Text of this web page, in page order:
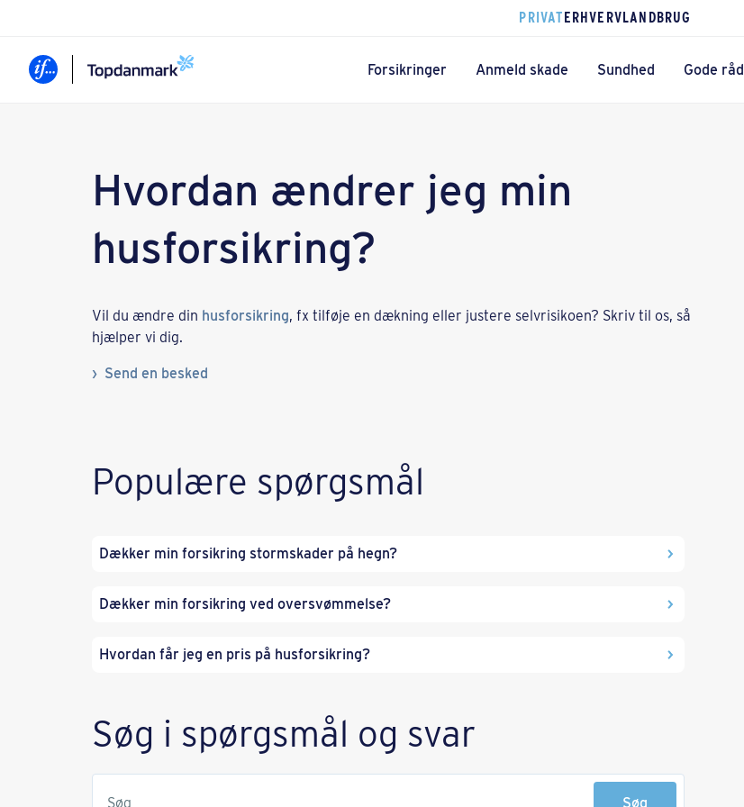
PRIVATERHVERVLANDBRUG
Forsikringer Anmeld skade Sundhed Gode råd
Hvordan ændrer jeg min
husforsikring?
Vil du ændre din husforsikring, fx tilføje en dækning eller justere selvrisikoen? Skriv til os, så
hjælper vi dig.
Send en besked
Populære spørgsmål
Dækker min forsikring stormskader på hegn?
Dækker min forsikring ved oversvømmelse?
Hvordan får jeg en pris på husforsikring?
Søg i spørgsmål og svar
Søg Søg